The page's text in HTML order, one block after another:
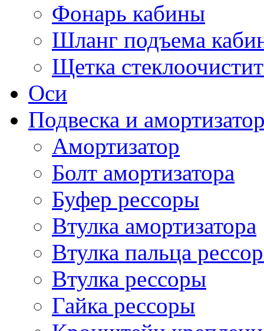
Фонарь кабины
Шланг подъема
Щетка
Оси
Подвеска и
Амортизатор
Болт амортизатора
Буфер рессоры
Втулка амортизатора
Втулка пальца
Втулка рессоры
Гайка рессоры